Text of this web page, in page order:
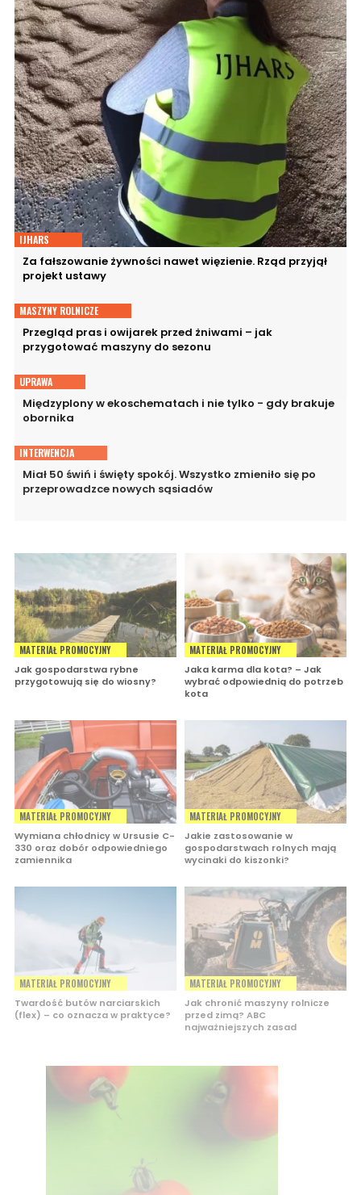
IJHARS
Za fałszowanie żywności nawet więzienie. Rząd przyjął
projekt ustawy
MASZYNY ROLNICZE
Przegląd pras i owijarek przed żniwami – jak
przygotować maszyny do sezonu
UPRAWA
Międzyplony w ekoschematach i nie tylko - gdy brakuje
obornika
INTERWENCJA
Miał 50 świń i święty spokój. Wszystko zmieniło się po
przeprowadzce nowych sąsiadów
MATERIAŁ PROMOCYJNY
Jak gospodarstwa rybne
przygotowują się do wiosny?
MATERIAŁ PROMOCYJNY
Jaka karma dla kota? – Jak
wybrać odpowiednią do potrzeb
kota
MATERIAŁ PROMOCYJNY
Wymiana chłodnicy w Ursusie C-
330 oraz dobór odpowiedniego
zamiennika
MATERIAŁ PROMOCYJNY
Jakie zastosowanie w
gospodarstwach rolnych mają
wycinaki do kiszonki?
MATERIAŁ PROMOCYJNY
Twardość butów narciarskich
(flex) – co oznacza w praktyce?
MATERIAŁ PROMOCYJNY
Jak chronić maszyny rolnicze
przed zimą? ABC
najważniejszych zasad